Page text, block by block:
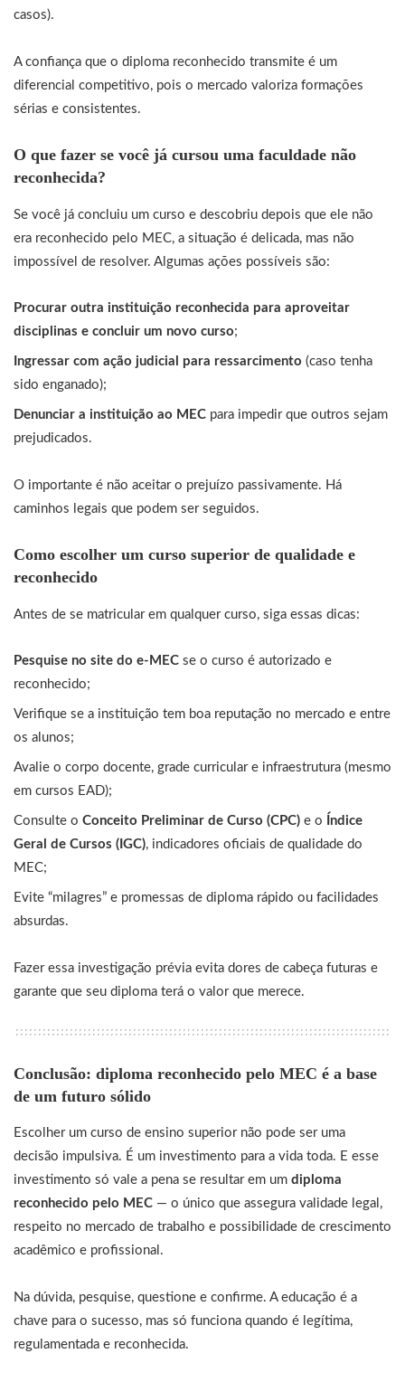
casos).
A confiança que o diploma reconhecido transmite é um
diferencial competitivo, pois o mercado valoriza formações
sérias e consistentes.
O que fazer se você já cursou uma faculdade não
reconhecida?
Se você já concluiu um curso e descobriu depois que ele não
era reconhecido pelo MEC, a situação é delicada, mas não
impossível de resolver. Algumas ações possíveis são:
Procurar outra instituição reconhecida para aproveitar
disciplinas e concluir um novo curso;
Ingressar com ação judicial para ressarcimento (caso tenha
sido enganado);
Denunciar a instituição ao MEC para impedir que outros sejam
prejudicados.
O importante é não aceitar o prejuízo passivamente. Há
caminhos legais que podem ser seguidos.
Como escolher um curso superior de qualidade e
reconhecido
Antes de se matricular em qualquer curso, siga essas dicas:
Pesquise no site do e-MEC se o curso é autorizado e
reconhecido;
Verifique se a instituição tem boa reputação no mercado e entre
os alunos;
Avalie o corpo docente, grade curricular e infraestrutura (mesmo
em cursos EAD);
Consulte o Conceito Preliminar de Curso (CPC) e o
Índice
Geral de Cursos (IGC), indicadores oficiais de qualidade do
MEC;
Evite “milagres” e promessas de diploma rápido ou facilidades
absurdas.
Fazer essa investigação prévia evita dores de cabeça futuras e
garante que seu diploma terá o valor que merece.
Conclusão: diploma reconhecido pelo MEC é a base
de um futuro sólido
Escolher um curso de ensino superior não pode ser uma
decisão impulsiva. É um investimento para a vida toda. E esse
investimento só vale a pena se resultar em um diploma
reconhecido pelo MEC — o único que assegura validade legal,
respeito no mercado de trabalho e possibilidade de crescimento
acadêmico e profissional.
Na dúvida, pesquise, questione e confirme. A educação é a
chave para o sucesso, mas só funciona quando é legítima,
regulamentada e reconhecida.